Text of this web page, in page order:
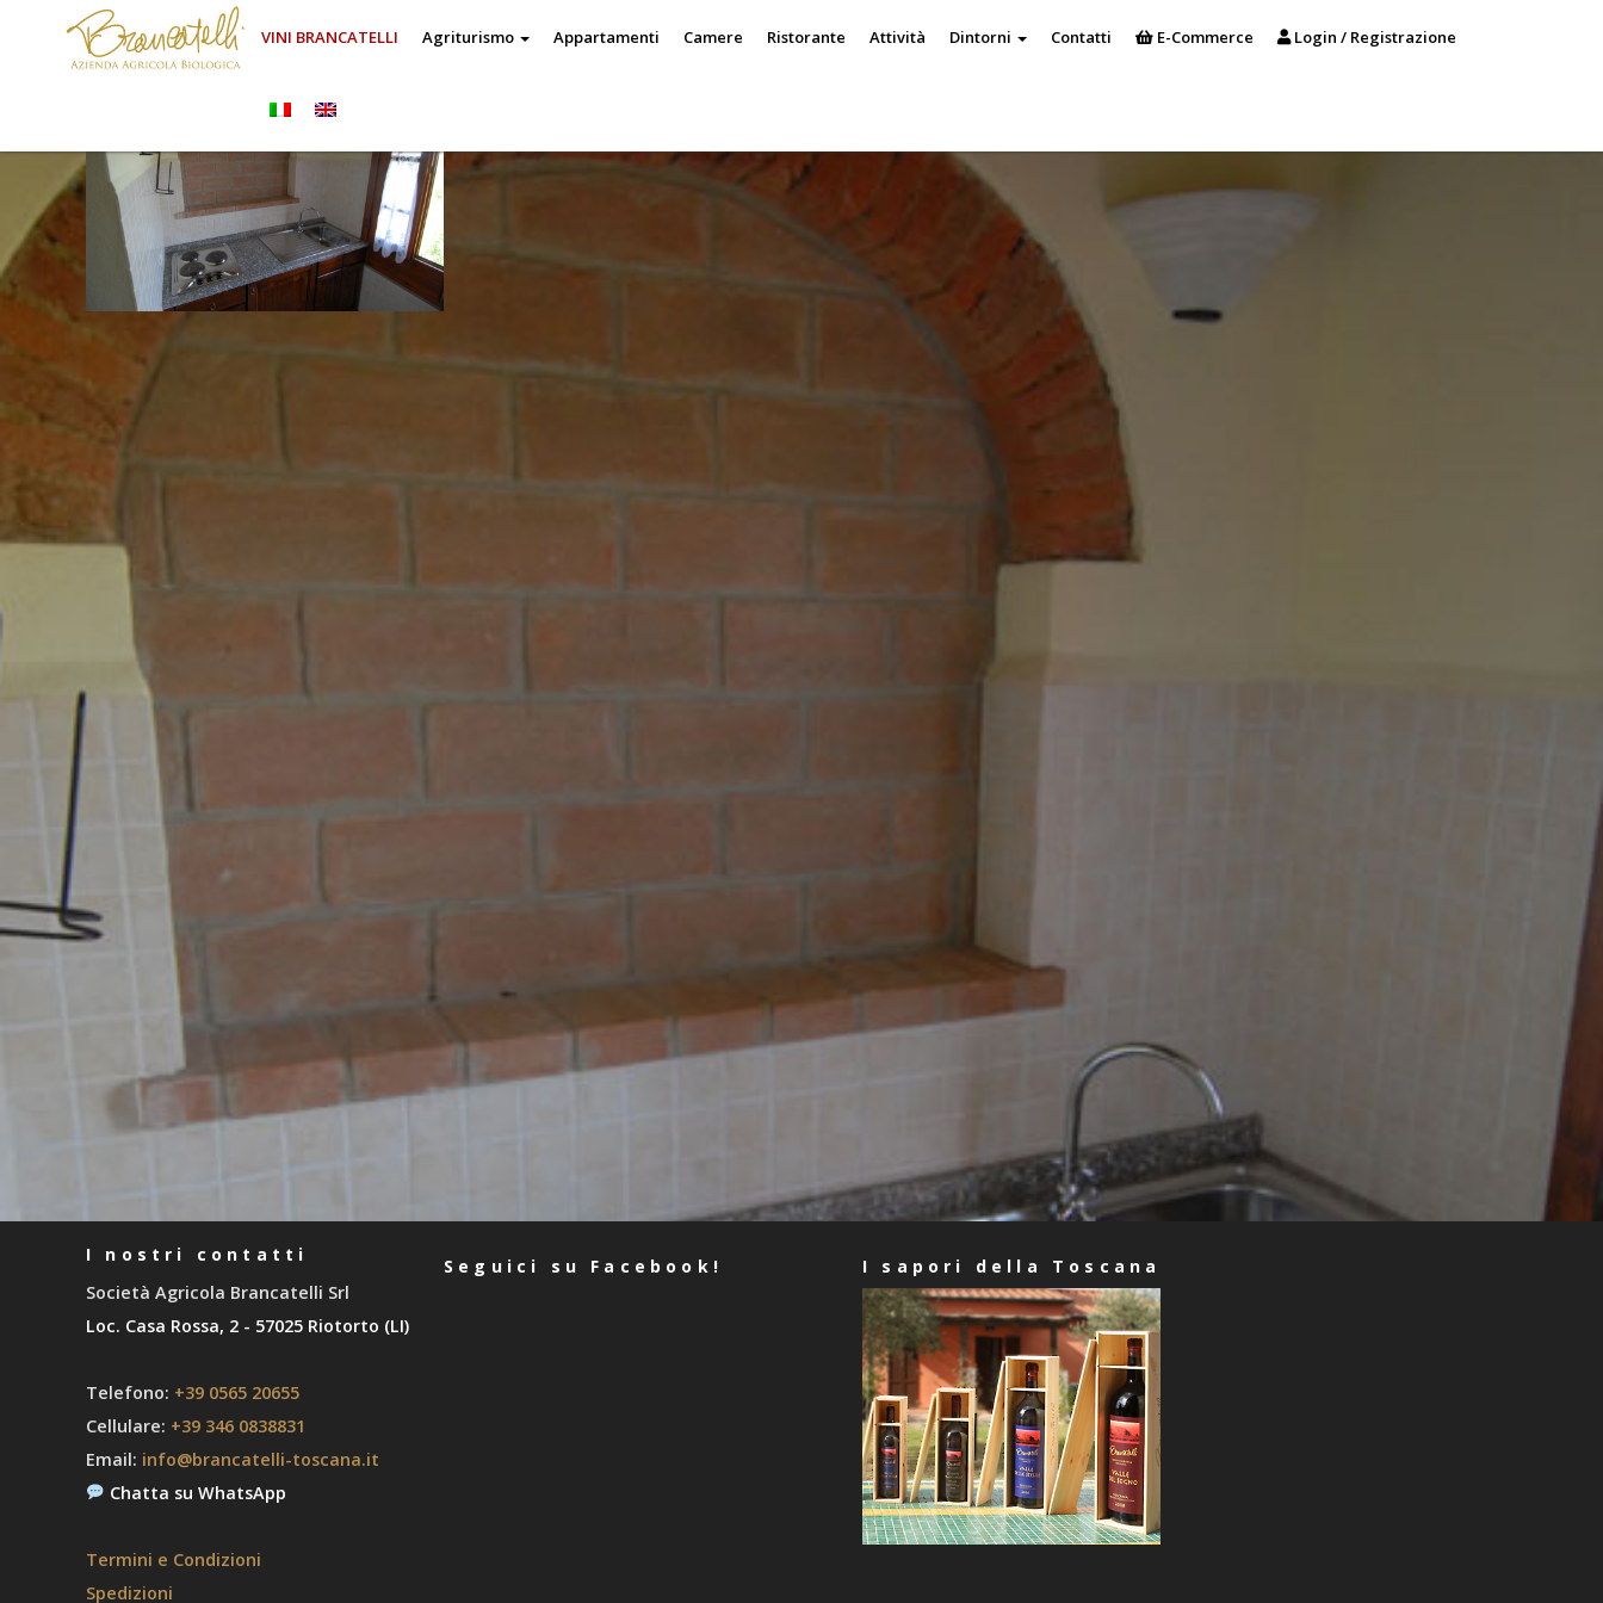
VINI BRANCATELLI Agriturismo Appartamenti Camere Ristorante Attività Dintorni Contatti E-Commerce Login / Registrazione
I nostri contatti
Società Agricola Brancatelli Srl
Loc. Casa Rossa, 2 - 57025 Riotorto (LI)
Telefono: +39 0565 20655
Cellulare: +39 346 0838831
Email: info@brancatelli-toscana.it
Chatta su WhatsApp
Termini e Condizioni
Spedizioni
Seguici su Facebook! I sapori della Toscana